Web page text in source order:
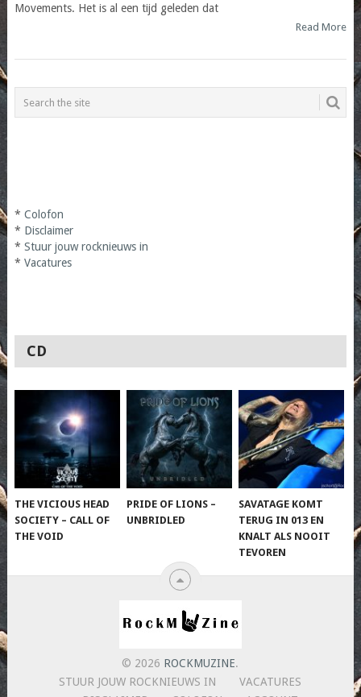
Movements. Het is al een tijd geleden dat
Read More
* Colofon
* Disclaimer
* Stuur jouw rocknieuws in
* Vacatures
CD
THE VICIOUS HEAD
SOCIETY – CALL OF
THE VOID
PRIDE OF LIONS –
UNBRIDLED
SAVATAGE KOMT
TERUG IN 013 EN
KNALT ALS NOOIT
TEVOREN
© 2026 ROCKMUZINE.
STUUR JOUW ROCKNIEUWS IN
VACATURES